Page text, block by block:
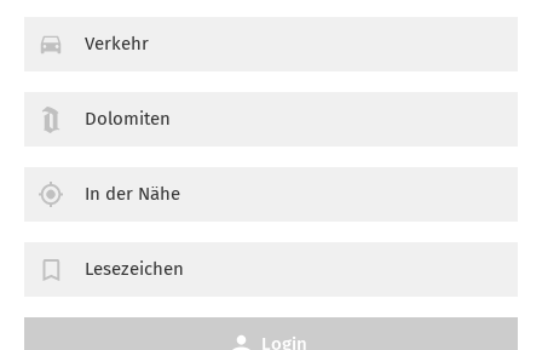
Verkehr
Dolomiten
In der Nähe
Lesezeichen
Login